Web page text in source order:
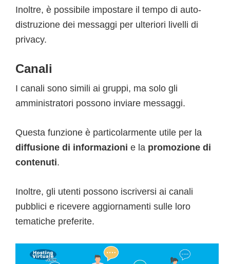
Inoltre, è possibile impostare il tempo di auto-
distruzione dei messaggi per ulteriori livelli di
privacy.
Canali
I canali sono simili ai gruppi, ma solo gli
amministratori possono inviare messaggi.
Questa funzione è particolarmente utile per la
diffusione di informazioni e la promozione di
contenuti.
Inoltre, gli utenti possono iscriversi ai canali
pubblici e ricevere aggiornamenti sulle loro
tematiche preferite.